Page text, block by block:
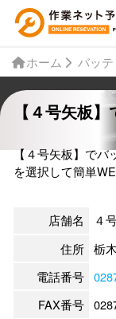
ホーム バッ
【４号矢板
【４号矢板】でバ
を選択して簡単
店舗名
４
住所 栃
電話番号
FAX番号